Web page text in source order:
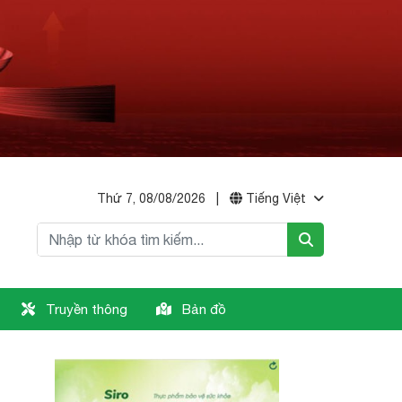
Thứ 7, 08/08/2026 Tiếng Việt
Truyền thông Bản đồ